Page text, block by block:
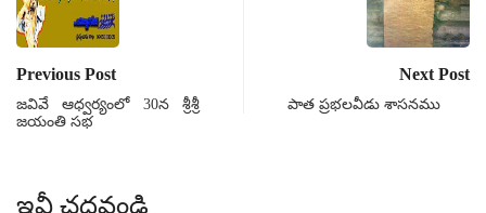
Previous Post
జవివే ఆధ్వర్యంలో 30న శ్రీశ్రీ
జయంతి సభ
Next Post
పాత ప్రభలవీడు శాసనము
ఇవీ చదవండి